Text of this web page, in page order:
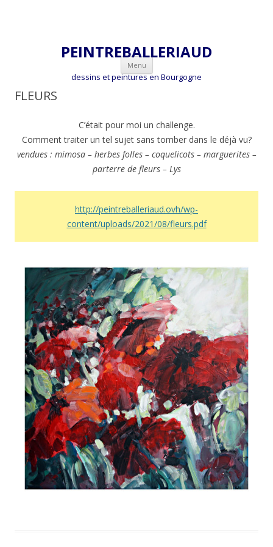
PEINTREBALLERIAUD
dessins et peintures en Bourgogne
Menu Aller
contenu
FLEURS
C’était pour moi un challenge.
Comment traiter un tel sujet sans tomber dans le déjà vu?
vendues : mimosa – herbes folles – coquelicots – marguerites –
parterre de fleurs – Lys
http://peintreballeriaud.ovh/wp-
content/uploads/2021/08/fleurs.pdf